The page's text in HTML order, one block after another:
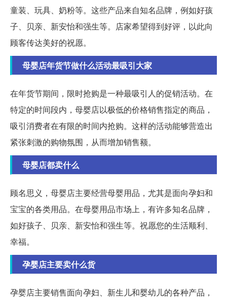
童装、玩具、奶粉等。这些产品来自知名品牌，例如好孩
子、贝亲、新安怡和强生等。店家希望得到好评，以此向
顾客传达美好的祝愿。
母婴店年货节做什么活动最吸引大家
在年货节期间，限时抢购是一种最吸引人的促销活动。在
特定的时间段内，母婴店以极低的价格销售指定的商品，
吸引消费者在有限的时间内抢购。这样的活动能够营造出
紧张刺激的购物氛围，从而增加销售额。
母婴店都卖什么
顾名思义，母婴店主要经营母婴用品，尤其是面向孕妇和
宝宝的各类用品。在母婴用品市场上，有许多知名品牌，
如好孩子、贝亲、新安怡和强生等。祝愿您的生活顺利、
幸福。
孕婴店主要卖什么货
孕婴店主要销售面向孕妇、新生儿和婴幼儿的各种产品，